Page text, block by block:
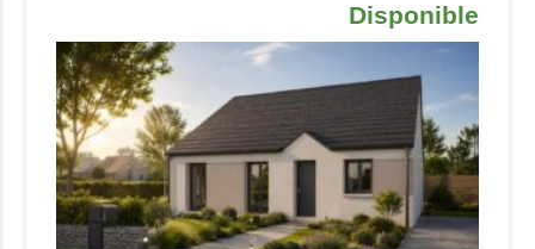
Disponible